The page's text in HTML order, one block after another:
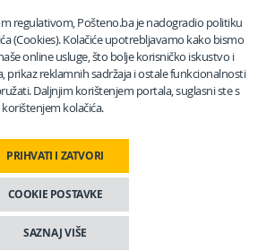
i polarni vrtlog, koji bi bio
zagrijavanja. Zime sa ovakvom
dosta rano, u decembru ili
zimske prognoze vremena i to nije ni
potrencijal za hladno vrijeme, ali
od sjevernog i srednjeg
vazdušnog pritiska bi po
istoka, ali da bi zaista postalo vrlo
regulativom, Pošteno.ba je nadogradio politiku
(Cookies). Kolačiće upotrebljavamo kako bismo
online usluge, što bolje korisničko iskustvo i
prikaz reklamnih sadržaja i ostale funkcionalnosti
Daljnjim korištenjem portala, suglasni ste s
korištenjem kolačića.
PRIHVATI I ZATVORI
COOKIE POSTAVKE
SAZNAJ VIŠE